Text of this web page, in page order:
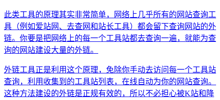
此类工具的原理其实非常简单，网络上几乎所有的网站查询工
具（例如爱站网、去查网和站长工具）都会留下查询网站的外
链。你要是把网络上的每一个工具站都去查询一遍，就能为查
询的网站建设大量的外链。
外链工具正是利用这个原理，免除你手动去访问每一个工具站
查询，利用收集到的工具站列表，在线自动为你的网站查询。
这种方法建设的外链是正规有效的，所以不必担心被K站和降